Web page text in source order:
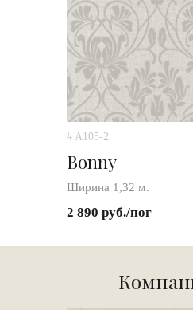
# A105-2
Bonny
Ширина 1,32 м.
2 890 руб./пог